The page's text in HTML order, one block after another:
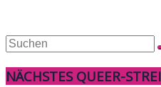
NÄCHSTES QUEER-